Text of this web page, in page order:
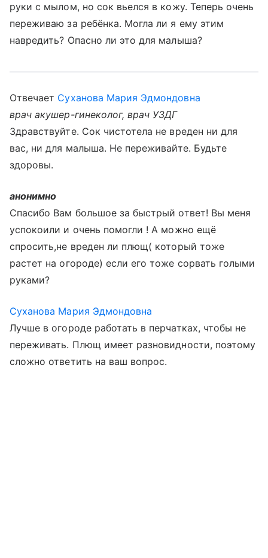
руки с мылом, но сок вьелся в кожу. Теперь очень
переживаю за ребёнка. Могла ли я ему этим
навредить? Опасно ли это для малыша?
Отвечает Суханова Мария Эдмондовна
врач акушер-гинеколог, врач УЗДГ
Здравствуйте. Сок чистотела не вреден ни для
вас, ни для малыша. Не переживайте. Будьте
здоровы.
анонимно
Спасибо Вам большое за быстрый ответ! Вы меня
успокоили и очень помогли ! А можно ещё
спросить,не вреден ли плющ( который тоже
растет на огороде) если его тоже сорвать голыми
руками?
Суханова Мария Эдмондовна
Лучше в огороде работать в перчатках, чтобы не
переживать. Плющ имеет разновидности, поэтому
сложно ответить на ваш вопрос.